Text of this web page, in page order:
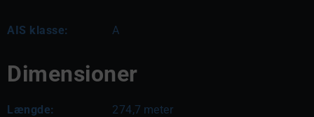
AIS klasse: A
Dimensioner
Længde: 274,7 meter